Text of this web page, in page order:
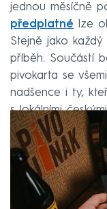
jednou měsíčně
předplatné lze
Stejně jako
příběh. Součástí
pivokarta se
nadšence i ty,
s lokálními